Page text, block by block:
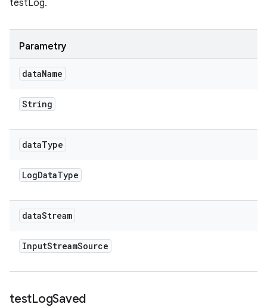
testLog.
Parametry
dataName
String
dataType
LogDataType
dataStream
InputStreamSource
testLogSaved